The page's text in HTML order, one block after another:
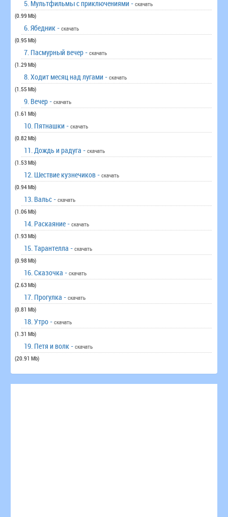
5. Мультфильмы с приключениями - скачать
(0.99 Mb)
6. Ябедник - скачать
(0.95 Mb)
7. Пасмурный вечер - скачать
(1.29 Mb)
8. Ходит месяц над лугами - скачать
(1.55 Mb)
9. Вечер - скачать
(1.61 Mb)
10. Пятнашки - скачать
(0.82 Mb)
11. Дождь и радуга - скачать
(1.53 Mb)
12. Шествие кузнечиков - скачать
(0.94 Mb)
13. Вальс - скачать
(1.06 Mb)
14. Раскаяние - скачать
(1.93 Mb)
15. Тарантелла - скачать
(0.98 Mb)
16. Сказочка - скачать
(2.63 Mb)
17. Прогулка - скачать
(0.81 Mb)
18. Утро - скачать
(1.31 Mb)
19. Петя и волк - скачать
(20.91 Mb)